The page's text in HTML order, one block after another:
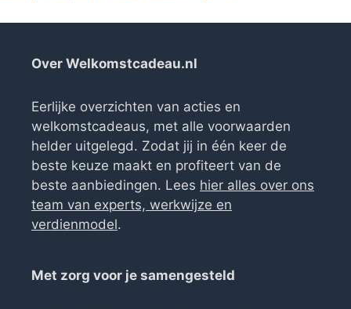
Over Welkomstcadeau.nl
Eerlijke overzichten van acties en
welkomstcadeaus, met alle voorwaarden
helder uitgelegd. Zodat jij in één keer de
beste keuze maakt en profiteert van de
beste aanbiedingen. Lees hier alles over ons
team van experts, werkwijze en
verdienmodel.
Met zorg voor je samengesteld